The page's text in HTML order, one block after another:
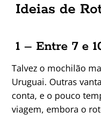
Ideias de
1 – Entre 7 e
Talvez o mochilão
Uruguai. Outras
conta, e o pouco
viagem, embora o